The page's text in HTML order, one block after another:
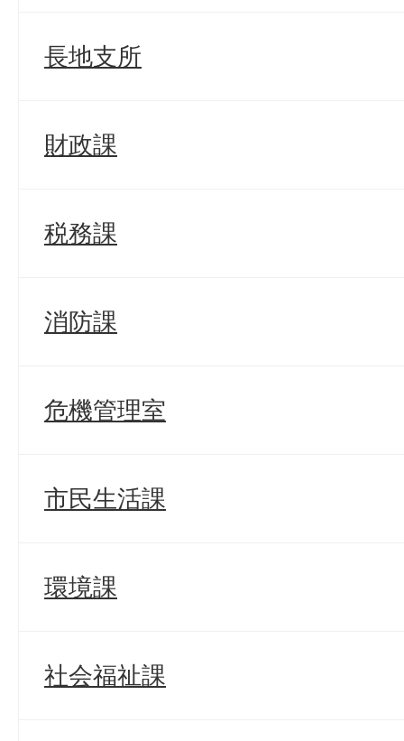
長地支所
財政課
税務課
消防課
危機管理室
市民生活課
環境課
社会福祉課